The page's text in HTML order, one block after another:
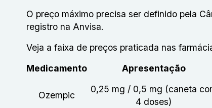
O preço máximo precisa ser definido pela
registro na Anvisa.
Veja a faixa de preços praticada nas
Medicamento
Apresentação
Ozempic
0,25 mg / 0,5 mg (caneta
4 doses)